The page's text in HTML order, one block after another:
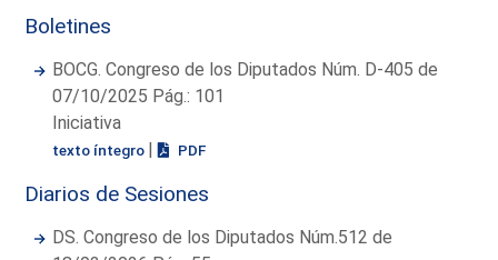
Boletines
BOCG. Congreso de los Diputados Núm. D-405 de
07/10/2025 Pág.: 101
Iniciativa
texto íntegro | PDF
Diarios de Sesiones
DS. Congreso de los Diputados Núm.512 de